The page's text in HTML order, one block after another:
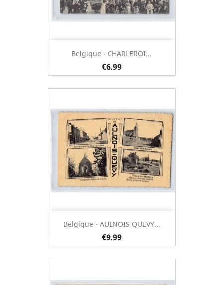
Belgique - CHARLEROI...
€6.99
Belgique - AULNOIS QUEVY...
€9.99